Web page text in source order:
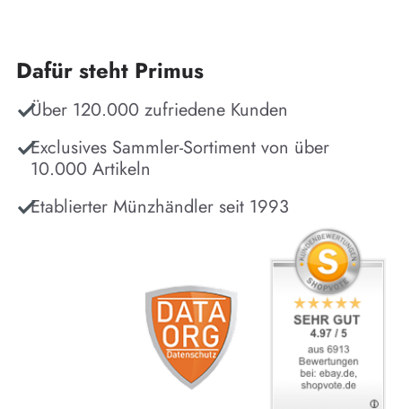
Dafür steht Primus
Über 120.000 zufriedene Kunden
Exclusives Sammler-Sortiment von über
10.000 Artikeln
Etablierter Münzhändler seit 1993